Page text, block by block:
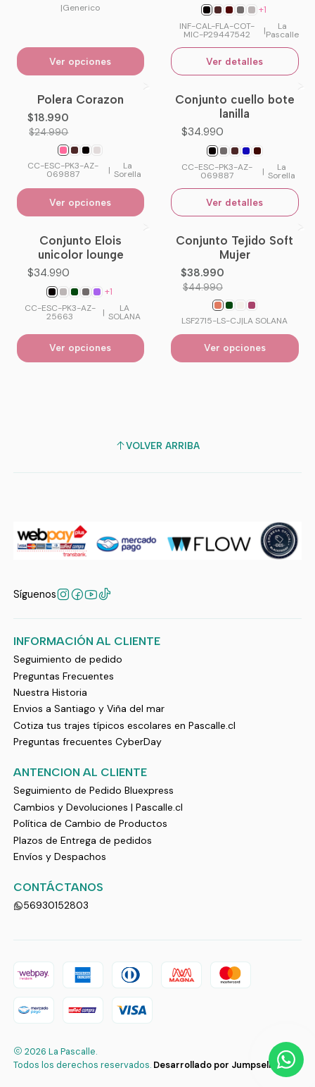
|Generico
Ver opciones
+1
INF-CAL-FLA-COT-
MIC-P29447542 | La
Pascalle
Ver detalles
-24%OFF
Polera Corazon
$18.990
$24.990
CC-ESC-PK3-AZ-
069887 | La
Sorella
Ver opciones
No disponible
Conjunto cuello bote
lanilla
$34.990
CC-ESC-PK3-AZ-
069887 | La
Sorella
Ver detalles
Conjunto Elois
unicolor lounge
$34.990
+1
CC-ESC-PK3-AZ-
25663 | LA
SOLANA
Ver opciones
-13%OFF
Conjunto Tejido Soft
Mujer
$38.990
$44.990
LSF2715-LS-CJ|LA SOLANA
Ver opciones
VOLVER ARRIBA
Síguenos
INFORMACIÓN AL CLIENTE
Seguimiento de pedido
Preguntas Frecuentes
Nuestra Historia
Envios a Santiago y Viña del mar
Cotiza tus trajes típicos escolares en Pascalle.cl
Preguntas frecuentes CyberDay
ANTENCION AL CLIENTE
Seguimiento de Pedido Bluexpress
Cambios y Devoluciones | Pascalle.cl
Política de Cambio de Productos
Plazos de Entrega de pedidos
Envíos y Despachos
CONTÁCTANOS
56930152803
2026 La Pascalle.
Todos los derechos reservados. Desarrollado por Jumpseller.